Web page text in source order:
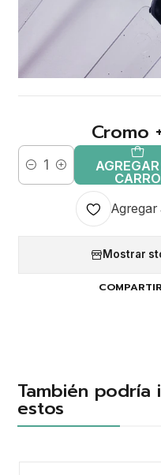
Cromo
Cantidad
CARRO
Agregar
Mostrar
También
estos